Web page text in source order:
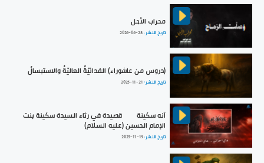
محراب الأجل
تاريخ النشر :2026-06-28
(دروس من عاشوراء) الفدائيّةُ العاليّةُ والاستبسالُ
تاريخ النشر :2025-11-21
آنه سكينة | قصيدة في رثاء السيدة سكينة بنت
الإمام الحسين (عليه السلام)
تاريخ النشر :2025-11-19